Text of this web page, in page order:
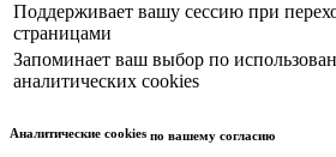
Поддерживает вашу сессию при
страницами
Запоминает ваш выбор по
аналитических cookies
Аналитические cookies по вашему согласию